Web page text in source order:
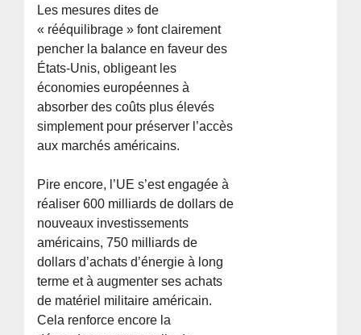
Les mesures dites de
« rééquilibrage » font clairement
pencher la balance en faveur des
États-Unis, obligeant les
économies européennes à
absorber des coûts plus élevés
simplement pour préserver l’accès
aux marchés américains.
Pire encore, l’UE s’est engagée à
réaliser 600 milliards de dollars de
nouveaux investissements
américains, 750 milliards de
dollars d’achats d’énergie à long
terme et à augmenter ses achats
de matériel militaire américain.
Cela renforce encore la